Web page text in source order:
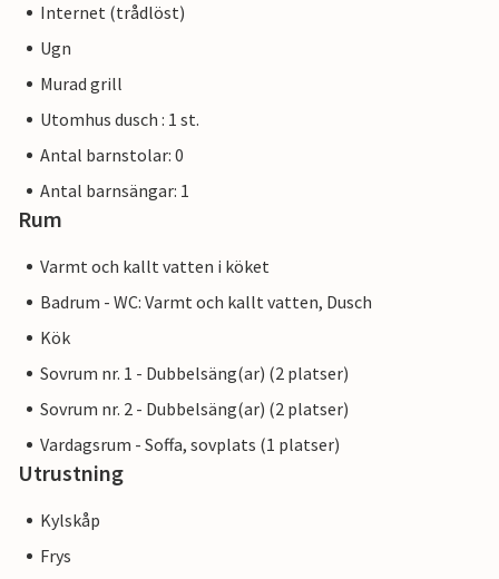
Internet (trådlöst)
Ugn
Murad grill
Utomhus dusch : 1 st.
Antal barnstolar: 0
Antal barnsängar: 1
Rum
Varmt och kallt vatten i köket
Badrum - WC: Varmt och kallt vatten, Dusch
Kök
Sovrum nr. 1 - Dubbelsäng(ar) (2 platser)
Sovrum nr. 2 - Dubbelsäng(ar) (2 platser)
Vardagsrum - Soffa, sovplats (1 platser)
Utrustning
Kylskåp
Frys